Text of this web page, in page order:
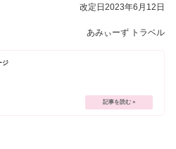
改定日2023年6月12日
あみぃーず トラベル
ジ